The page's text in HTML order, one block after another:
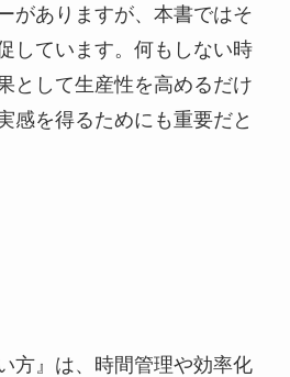
がありますが、本書ではそ
しています。何もしない時
として生産性を高めるだけ
感を得るためにも重要だと
方』は、時間管理や効率化